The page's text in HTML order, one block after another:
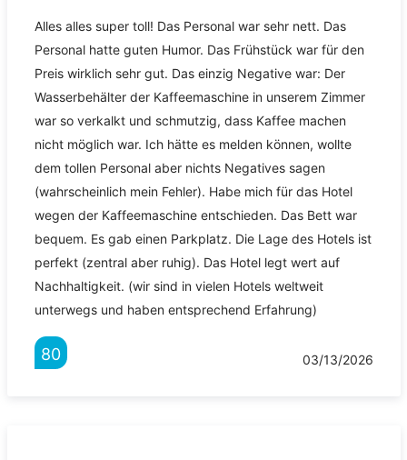
Alles alles super toll! Das Personal war sehr nett. Das
Personal hatte guten Humor. Das Frühstück war für den
Preis wirklich sehr gut. Das einzig Negative war: Der
Wasserbehälter der Kaffeemaschine in unserem Zimmer
war so verkalkt und schmutzig, dass Kaffee machen
nicht möglich war. Ich hätte es melden können, wollte
dem tollen Personal aber nichts Negatives sagen
(wahrscheinlich mein Fehler). Habe mich für das Hotel
wegen der Kaffeemaschine entschieden. Das Bett war
bequem. Es gab einen Parkplatz. Die Lage des Hotels ist
perfekt (zentral aber ruhig). Das Hotel legt wert auf
Nachhaltigkeit. (wir sind in vielen Hotels weltweit
unterwegs und haben entsprechend Erfahrung)
80 03/13/2026